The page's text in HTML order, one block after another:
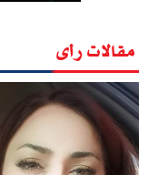
مقالات رأى